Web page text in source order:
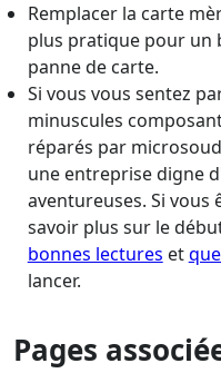
Remplacer la carte
plus pratique pour un
panne de carte.
Si vous vous sentez
minuscules
réparés par
une entreprise digne
aventureuses. Si vous
savoir plus sur le
bonnes lectures et
lancer.
Pages